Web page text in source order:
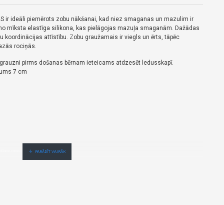
ir ideāli piemērots zobu nākšanai, kad niez smaganas un mazulim ir
mīksta elastīga silikona, kas pielāgojas mazuļa smaganām. Dažādas
koordinācijas attīstību. Zobu graužamais ir viegls un ērts, tāpēc
rociņās.
pirms došanas bērnam ieteicams atdzesēt ledusskapī.
7 cm
no vairumtirgotāja.